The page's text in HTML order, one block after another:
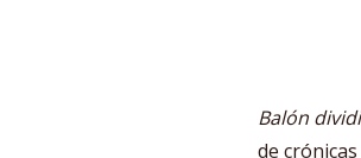
Balón
de